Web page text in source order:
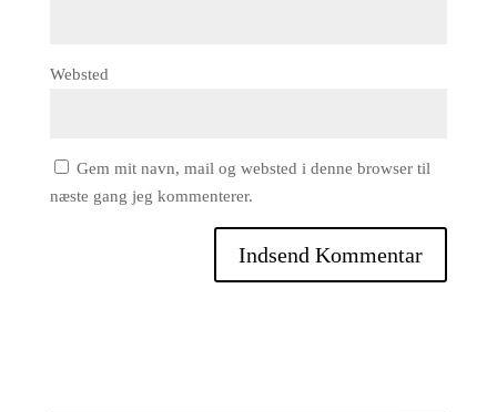
Websted
Gem mit navn, mail og websted i denne browser til
næste gang jeg kommenterer.